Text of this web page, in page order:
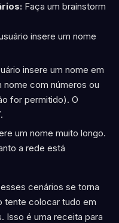
Faça um brainstorm
insere um nome
insere um nome em
nome com números ou
for permitido). O
um nome muito longo.
a rede está
cenários se torna
tente colocar tudo em
Isso é uma receita para